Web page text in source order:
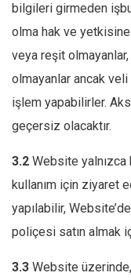
bilgileri girmeden işbu
olma hak ve yetkisine
veya reşit
olmayanlar ancak
işlem yapabilirler.
geçersiz olacaktır.
3.2 Website yalnızca
kullanım için ziyaret
yapılabilir,
poliçesi satın almak
3.3 Website üzerinde,